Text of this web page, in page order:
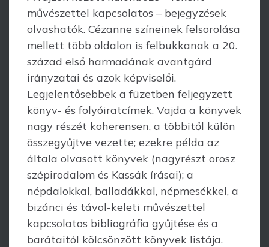
művészettel kapcsolatos – bejegyzések
olvas­hatók. Cézanne színeinek felsorolása
mellett több oldalon is felbukkanak a 20.
század első harmadának avantgárd
irányzatai és azok képviselői.
Legjelentősebbek a füzetben feljegyzett
könyv- és folyóiratcímek. Vajda a könyvek
nagy részét kohe­rensen, a többi­től külön
összegyűjtve vezette; ezekre példa az
általa olvasott könyvek (nagyrészt orosz
szépirodalom és Kassák írásai); a
népdalokkal, balladákkal, népme­sékkel, a
bizánci és távol-keleti művészettel
kapcsolatos bibliográfia gyűjtése és a
bará­taitól kölcsönzött könyvek listája.